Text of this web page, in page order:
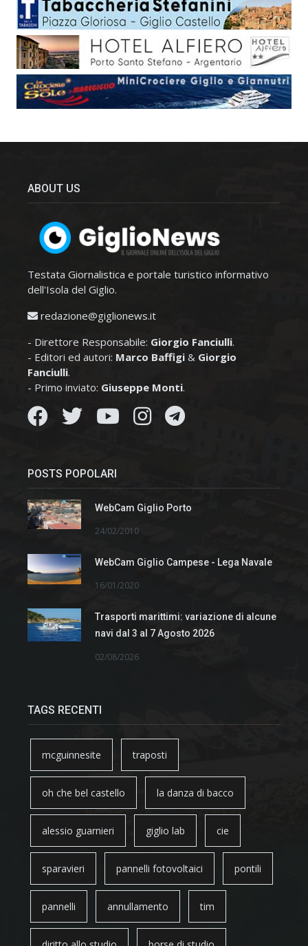
ABOUT US
Testata Giornalistica e portale turistico informativo
dell'Isola del Giglio.
redazione@giglionews.it
- Direttore Responsabile: Giorgio Fanciulli.
- Editori ed autori: Marco Baffigi & Giorgio
Fanciulli.
- Primo inviato: Giuseppe Monti.
POSTS POPOLARI
WebCam Giglio Porto
24/02/2010
WebCam Giglio Campese - Lega Navale
16/01/2020
Trasporti marittimi: variazione di alcune
navi dal 3 al 7 Agosto 2026
02/08/2026
TAGS RECENTI
mcguinnesite traposti
oh che bel castello la danza di bacco
alessio guarnieri giglio lab cie
sparavieri pannelli fotovoltaici pontili
pannelli annullamento tim